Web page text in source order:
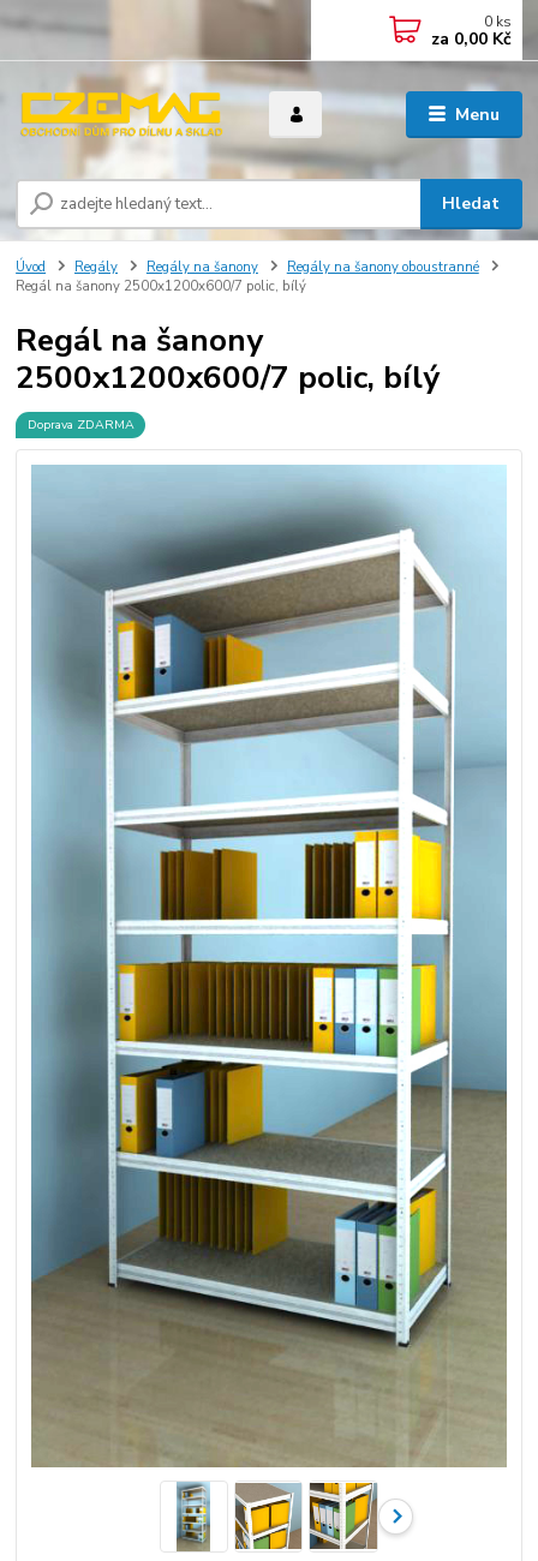
Menu
Hledat
0 ks
za 0,00 Kč
Úvod Regály Regály na šanony
Regály na šanony oboustranné
Regál na šanony 2500x1200x600/7 polic, bílý
Regál na šanony
2500x1200x600/7 polic, bílý
Doprava ZDARMA